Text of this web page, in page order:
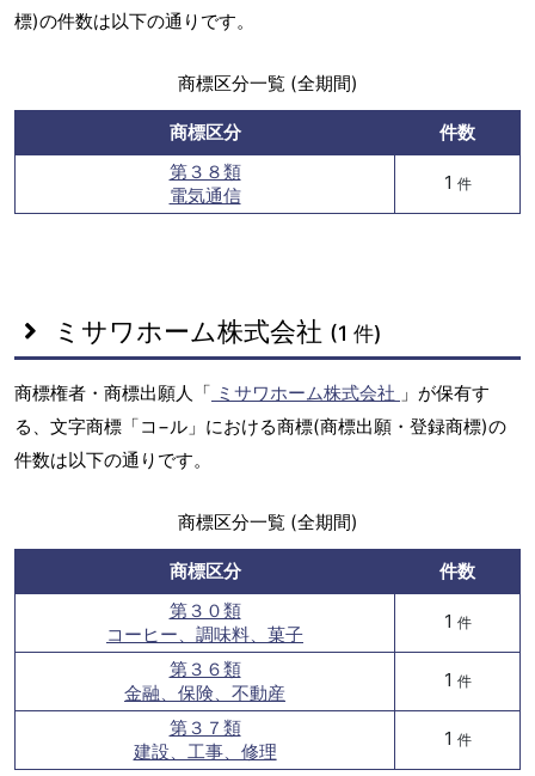
標)の件数は以下の通りです。
商標区分一覧 (全期間)
商標区分
件数
第３８類
電気通信
1 件
ミサワホーム株式会社 (1 件)
商標権者・商標出願人「 ミサワホーム株式会社 」が保有す
る、文字商標「コ−ル」における商標(商標出願・登録商標)の
件数は以下の通りです。
商標区分一覧 (全期間)
商標区分
件数
第３０類
コーヒー、調味料、菓子
1 件
第３６類
金融、保険、不動産
1 件
第３７類
建設、工事、修理
1 件